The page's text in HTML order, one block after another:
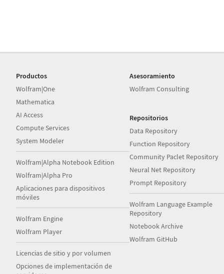
Productos
Wolfram|One
Mathematica
AI Access
Compute Services
System Modeler
Wolfram|Alpha Notebook Edition
Wolfram|Alpha Pro
Aplicaciones para dispositivos
móviles
Wolfram Engine
Wolfram Player
Licencias de sitio y por volumen
Opciones de implementación de
Asesoramiento
Wolfram Consulting
Repositorios
Data Repository
Function Repository
Community Paclet Repository
Neural Net Repository
Prompt Repository
Wolfram Language Example
Repository
Notebook Archive
Wolfram GitHub